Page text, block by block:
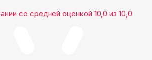
со средней оценкой 10,0 из 10,0